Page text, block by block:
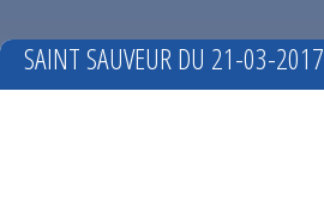
SAINT SAUVEUR DU 21-03-2017